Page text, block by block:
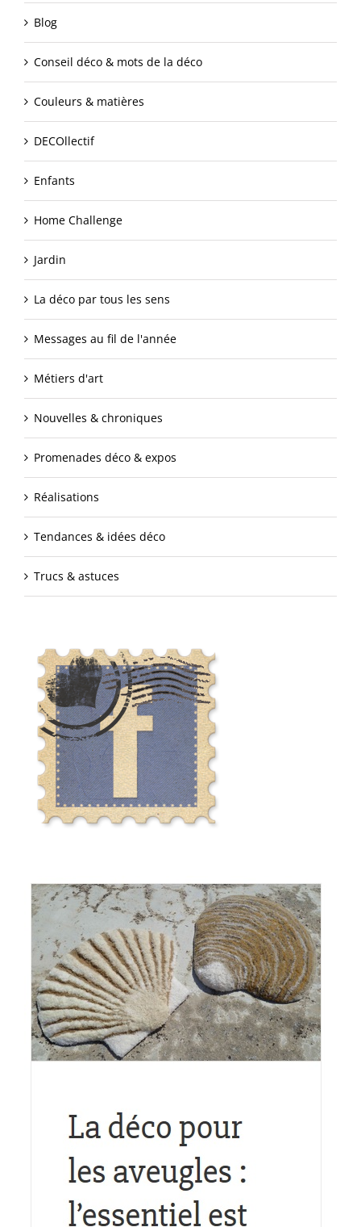
Blog
Conseil déco & mots de la déco
Couleurs & matières
DECOllectif
Enfants
Home Challenge
Jardin
La déco par tous les sens
Messages au fil de l'année
Métiers d'art
Nouvelles & chroniques
Promenades déco & expos
Réalisations
Tendances & idées déco
Trucs & astuces